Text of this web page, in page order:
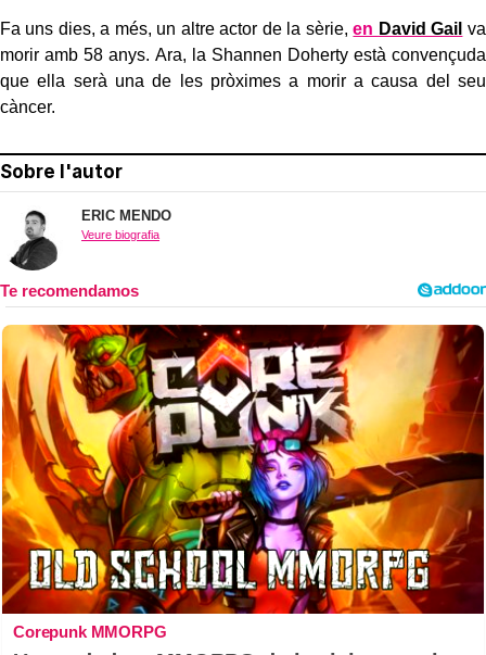
Fa uns dies, a més, un altre actor de la sèrie,en David Gail va
morir amb 58 anys. Ara, la Shannen Doherty està convençuda
que ella serà una de les pròximes a morir a causa del seu
càncer.
Sobre l'autor
ERIC MENDO
Veure biografia
Corepunk MMORPG